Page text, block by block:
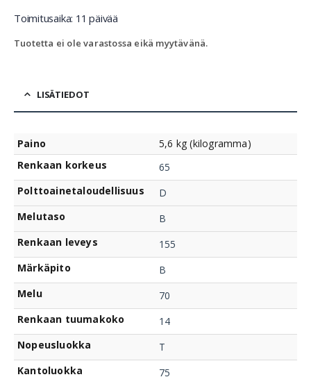
Toimitusaika: 11 päivää
Tuotetta ei ole varastossa eikä myytävänä.
LISÄTIEDOT
Paino
5,6 kg (kilogramma)
Renkaan korkeus
65
Polttoainetaloudellisuus
D
Melutaso
B
Renkaan leveys
155
Märkäpito
B
Melu
70
Renkaan tuumakoko
14
Nopeusluokka
T
Kantoluokka
75